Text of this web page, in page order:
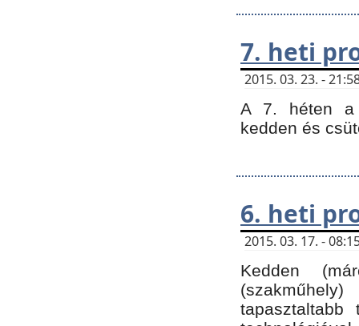
7. heti
2015. 03. 23. -
A 7. héten a
kedden és
6. heti
2015. 03. 17. -
Kedden
tapasztaltabb